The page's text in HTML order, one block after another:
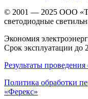
© 2001 — 2025 ООО
светодиодные
Экономия
Срок эксплуатации до
Результаты
Политика обработки
«Ферекс»